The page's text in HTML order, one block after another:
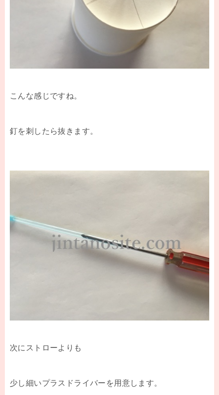
こんな感じですね。
釘を刺したら抜きます。
次にストローよりも
少し細いプラスドライバーを用意します。